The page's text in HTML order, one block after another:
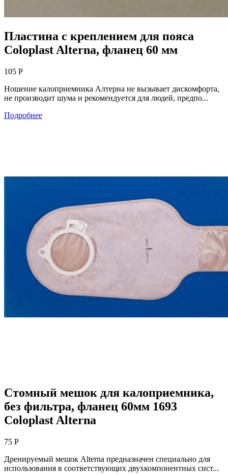
Пластина с креплением для пояса
Coloplast Alterna, фланец 60 мм
105 Р
Ношение калоприемника Алтерна не вызывает дискомфорта,
не производит шума и рекомендуется для людей, предпо...
Подробнее
Стомный мешок для калоприемника,
без фильтра, фланец 60мм 1693
Coloplast Alterna
75 Р
Дренируемый мешок Alterna предназначен специально для
использования в соответствующих двухкомпонентных сист...